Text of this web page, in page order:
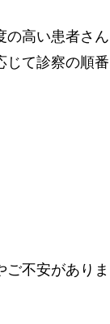
高い患者さ
て診察の順
不安があり